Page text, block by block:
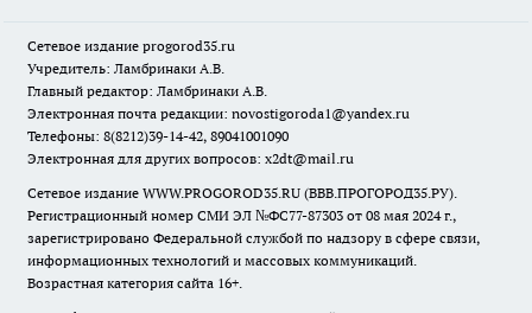
Сетевое издание progorod35.ru
Учредитель: Ламбринаки А.В.
Главный редактор: Ламбринаки А.В.
Электронная почта редакции: novostigoroda1@yandex.ru
Телефоны: 8(8212)39-14-42, 89041001090
Электронная для других вопросов: x2dt@mail.ru
Сетевое издание WWW.PROGOROD35.RU (ВВВ.ПРОГОРОД35.РУ).
Регистрационный номер СМИ ЭЛ №ФС77-87303 от 08 мая 2024 г.,
зарегистрировано Федеральной службой по надзору в сфере связи,
информационных технологий и массовых коммуникаций.
Возрастная категория сайта 16+.